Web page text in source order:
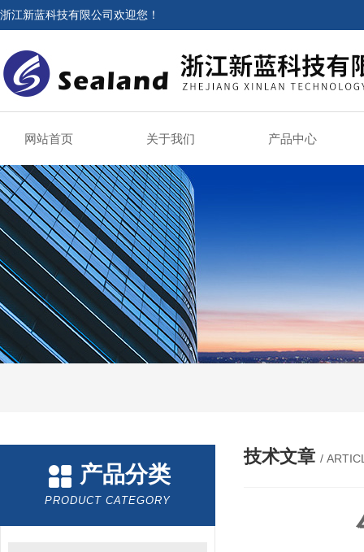
浙江新蓝科技有限公司欢迎您！
网站首页 关于我们 产品中心
产品分类
PRODUCT CATEGORY
技术文章 /